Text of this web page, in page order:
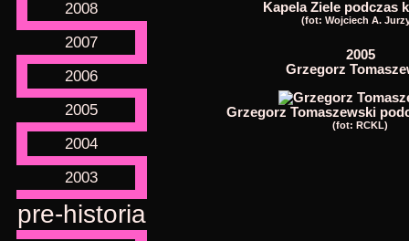
2008
2007
2006
2005
2004
2003
pre-historia
Kapela Ziele podczas
(fot: Wojciech A.
2005
Grzegorz
Grzegorz Tomaszewski
(fot: RCKL)